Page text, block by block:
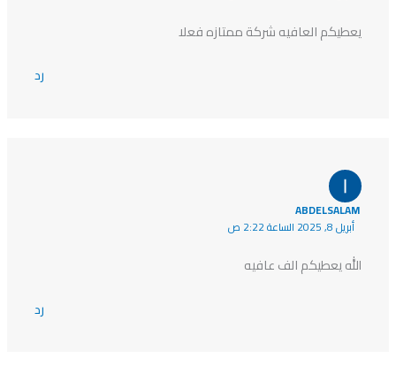
يعطيكم العافيه شركة ممتازه فعلا
رد
ABDELSALAM
أبريل 8, 2025 الساعة 2:22 ص
الله يعطيكم الف عافيه
رد